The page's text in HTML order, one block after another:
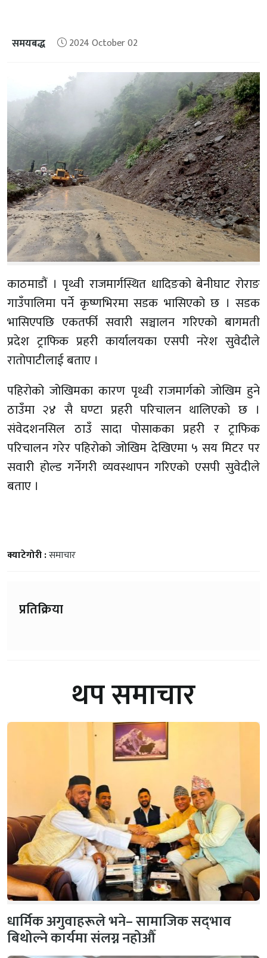
समयबद्ध 2024 October 02
काठमाडौं । पृथ्वी राजमार्गस्थित धादिङको बेनीघाट रोराङ
गाउँपालिमा पर्ने कृष्णभिरमा सडक भासिएको छ । सडक
भासिएपछि एकतर्फी सवारी सञ्चालन गरिएको बागमती
प्रदेश ट्राफिक प्रहरी कार्यालयका एसपी नरेश सुवेदीले
रातोपाटीलाई बताए ।
पहिरोको जोखिमका कारण पृथ्वी राजमार्गको जोखिम हुने
ठाउँमा २४ सै घण्टा प्रहरी परिचालन थालिएको छ ।
संवेदशनसिल ठाउँ सादा पोसाकका प्रहरी र ट्राफिक
परिचालन गरेर पहिरोको जोखिम देखिएमा ५ सय मिटर पर
सवारी होल्ड गर्नेगरी व्यवस्थापन गरिएको एसपी सुवेदीले
बताए ।
क्याटेगोरी :समाचार
प्रतिक्रिया
थप समाचार
धार्मिक अगुवाहरूले भने– सामाजिक सद्‌भाव
बिथोल्ने कार्यमा संलग्न नहोऔँ